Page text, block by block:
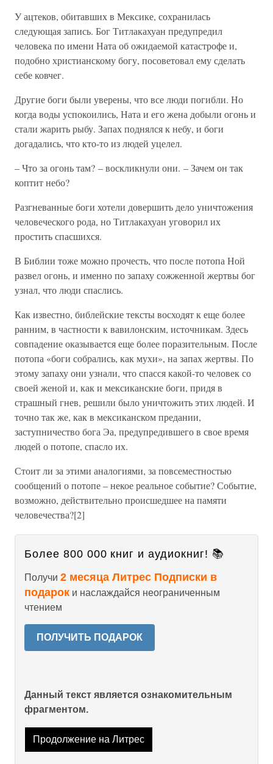
У ацтеков, обитавших в Мексике, сохранилась
следующая запись. Бог Титлакахуан предупредил
человека по имени Ната об ожидаемой катастрофе и,
подобно христианскому богу, посоветовал ему сделать
себе ковчег.
Другие боги были уверены, что все люди погибли. Но
когда воды успокоились, Ната и его жена добыли огонь и
стали жарить рыбу. Запах поднялся к небу, и боги
догадались, что кто-то из людей уцелел.
– Что за огонь там? – воскликнули они. – Зачем он так
коптит небо?
Разгневанные боги хотели довершить дело уничтожения
человеческого рода, но Титлакахуан уговорил их
простить спасшихся.
В Библии тоже можно прочесть, что после потопа Ной
развел огонь, и именно по запаху сожженной жертвы бог
узнал, что люди спаслись.
Как известно, библейские тексты восходят к еще более
ранним, в частности к вавилонским, источникам. Здесь
совпадение оказывается еще более поразительным. После
потопа «боги собрались, как мухи», на запах жертвы. По
этому запаху они узнали, что спасся какой-то человек со
своей женой и, как и мексиканские боги, придя в
страшный гнев, решили было уничтожить этих людей. И
точно так же, как в мексиканском предании,
заступничество бога Эа, предупредившего в свое время
людей о потопе, спасло их.
Стоит ли за этими аналогиями, за повсеместностью
сообщений о потопе – некое реальное событие? Событие,
возможно, действительно происшедшее на памяти
человечества?[2]
Более 800 000 книг и аудиокниг! 📚
Получи 2 месяца Литрес Подписки в
подарок и наслаждайся неограниченным
чтением
ПОЛУЧИТЬ ПОДАРОК
Данный текст является ознакомительным
фрагментом.
Продолжение на Литрес